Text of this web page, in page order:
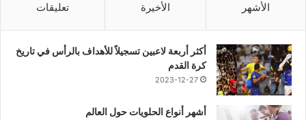
الأشهر الأخيرة تعليقات
أكثر أربعة لاعبين تسجيلاً للأهداف بالرأس في تاريخ
كرة القدم
2023-12-27
أشهر أنواع الحلويات حول العالم